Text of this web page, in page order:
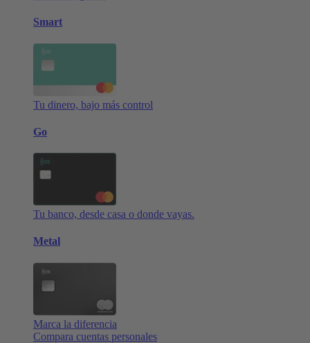
Smart
Tu dinero, bajo más control
Go
Tu banco, desde casa o donde vayas.
Metal
Marca la diferencia
Compara cuentas personales